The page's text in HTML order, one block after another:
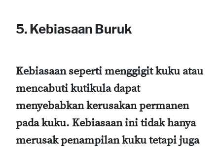
5. Kebiasaan Buruk
Kebiasaan seperti menggigit kuku atau
mencabuti kutikula dapat
menyebabkan kerusakan permanen
pada kuku. Kebiasaan ini tidak hanya
merusak penampilan kuku tetapi juga